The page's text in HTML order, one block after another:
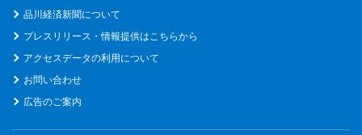
品川経済新聞について
プレスリリース・情報提供はこちらから
アクセスデータの利用について
お問い合わせ
広告のご案内